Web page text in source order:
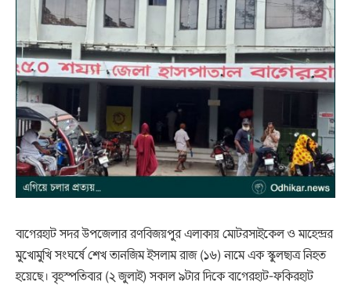
বাগেরহাট সদর উপজেলার রণবিজয়পুর এলাকায় মোটরসাইকেল ও মাহেন্দ্রর
মুখোমুখি সংঘর্ষে শেখ তানজিম ইসলাম রাজ (১৬) নামে এক স্কুলছাত্র নিহত
হয়েছে। বৃহস্পতিবার (২ জুলাই) সকাল ৯টার দিকে বাগেরহাট-ফকিরহাট